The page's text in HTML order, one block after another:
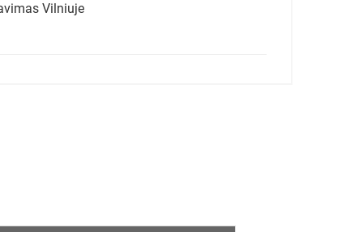
Vilniuje